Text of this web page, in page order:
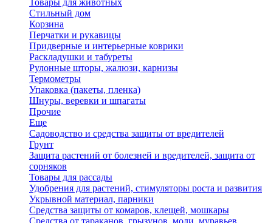
Товары для животных
Стильный дом
Корзина
Перчатки и рукавицы
Придверные и интерьерные коврики
Раскладушки и табуреты
Рулонные шторы, жалюзи, карнизы
Термометры
Упаковка (пакеты, пленка)
Шнуры, веревки и шпагаты
Прочие
Еще
Садоводство и средства защиты от вредителей
Грунт
Защита растений от болезней и вредителей, защита от
сорняков
Товары для рассады
Удобрения для растений, стимуляторы роста и развития
Укрывной материал, парники
Средства защиты от комаров, клещей, мошкары
Средства от тараканов, грызунов, моли, муравьев